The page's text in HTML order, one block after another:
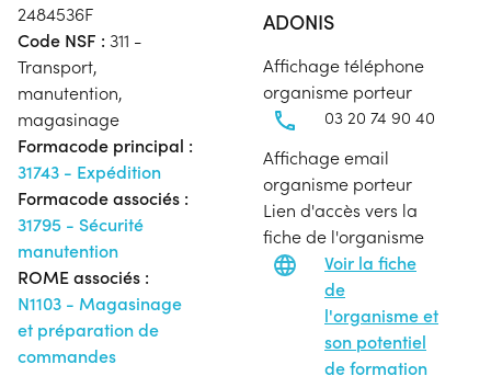
2484536F
Code NSF : 311 -
Transport,
manutention,
magasinage
Formacode principal :
31743 - Expédition
Formacode associés :
31795 - Sécurité
manutention
ROME associés :
N1103 - Magasinage
et préparation de
commandes
ADONIS
Affichage téléphone
organisme porteur
03 20 74 90 40
Affichage email
organisme porteur
Lien d'accès vers la
fiche de l'organisme
Voir la fiche
de
l'organisme et
son potentiel
de formation